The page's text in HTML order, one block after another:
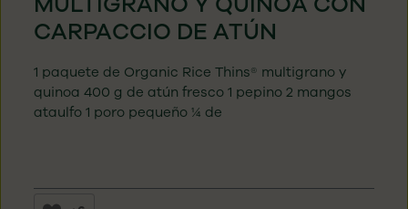
CARPACCIO DE ATÚN
1 paquete de Organic Rice Thins® multigrano y
quinoa 400 g de atún fresco 1 pepino 2 mangos
ataulfo 1 poro pequeño ¼ de